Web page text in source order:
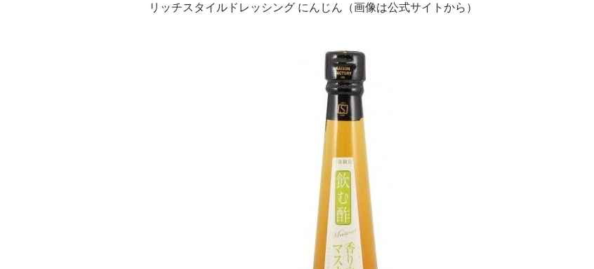
リッチスタイルドレッシング にんじん（画像は公式サイトから）